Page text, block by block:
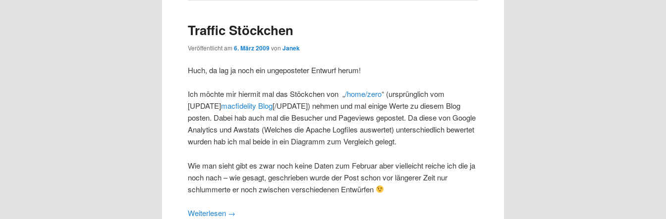
Traffic Stöckchen
Veröffentlicht am6. März 2009 vonJanek
Huch, da lag ja noch ein ungeposteter Entwurf herum!
Ich möchte mir hiermit mal das Stöckchen von „/home/zero“ (ursprünglich vom
[UPDATE]macfidelity Blog[/UPDATE]) nehmen und mal einige Werte zu diesem Blog
posten. Dabei hab auch mal die Besucher und Pageviews gepostet. Da diese von Google
Analytics und Awstats (Welches die Apache Logfiles auswertet) unterschiedlich bewertet
wurden hab ich mal beide in ein Diagramm zum Vergleich gelegt.
Wie man sieht gibt es zwar noch keine Daten zum Februar aber vielleicht reiche ich die ja
noch nach – wie gesagt, geschrieben wurde der Post schon vor längerer Zeit nur
schlummerte er noch zwischen verschiedenen Entwürfen
Weiterlesen →